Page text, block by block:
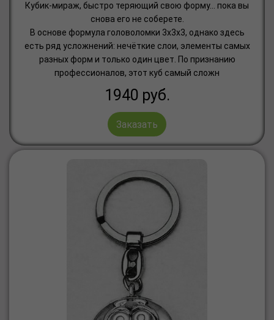
Кубик-мираж, быстро теряющий свою форму... пока вы
снова его не соберете.
В основе формула головоломки 3х3х3, однако здесь
есть ряд усложнений: нечёткие слои, элементы самых
разных форм и только один цвет. По признанию
профессионалов, этот куб самый сложн
1940 руб.
Заказать